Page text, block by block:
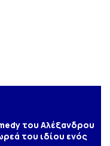
του Αλέξανδρου
του ιδίου ενός